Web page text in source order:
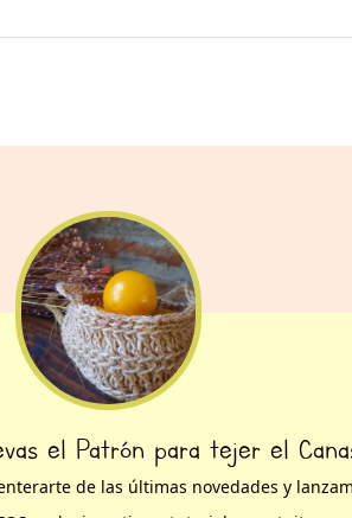
el Patrón para tejer el
de las últimas novedades y